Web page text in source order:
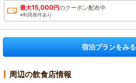
最大15,000円のクーポン配布中
※利用条件あり
宿泊プランをみる
周辺の飲食店情報